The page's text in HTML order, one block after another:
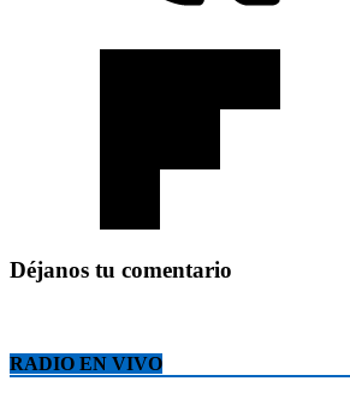
Déjanos tu comentario
RADIO EN VIVO